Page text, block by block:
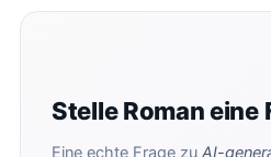
Stelle Roman eine
Eine echte Frage zu AI-